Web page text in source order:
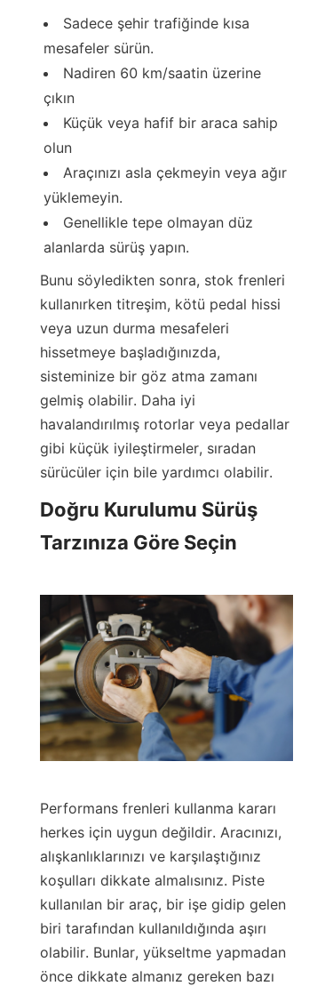
Sadece şehir trafiğinde kısa
mesafeler sürün.
Nadiren 60 km/saatin üzerine
çıkın
Küçük veya hafif bir araca sahip
olun
Araçınızı asla çekmeyin veya ağır
yüklemeyin.
Genellikle tepe olmayan düz
alanlarda sürüş yapın.
Bunu söyledikten sonra, stok frenleri
kullanırken titreşim, kötü pedal hissi
veya uzun durma mesafeleri
hissetmeye başladığınızda,
sisteminize bir göz atma zamanı
gelmiş olabilir. Daha iyi
havalandırılmış rotorlar veya pedallar
gibi küçük iyileştirmeler, sıradan
sürücüler için bile yardımcı olabilir.
Doğru Kurulumu Sürüş
Tarzınıza Göre Seçin
Performans frenleri kullanma kararı
herkes için uygun değildir. Aracınızı,
alışkanlıklarınızı ve karşılaştığınız
koşulları dikkate almalısınız. Piste
kullanılan bir araç, bir işe gidip gelen
biri tarafından kullanıldığında aşırı
olabilir. Bunlar, yükseltme yapmadan
önce dikkate almanız gereken bazı